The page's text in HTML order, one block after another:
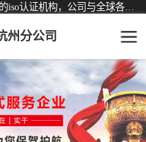
州分公司
事认证业务一览表
质量管理体系认证